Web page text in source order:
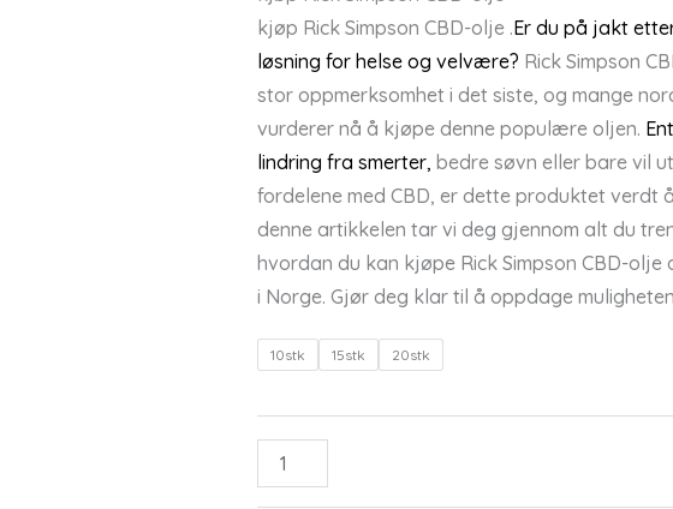
through
kjøp Rick Simpson CBD-olje .Er du på jakt
løsning for helse og velvære? Rick Simpson
stor oppmerksomhet i det siste, og mange
vurderer nå å kjøpe denne populære oljen.
lindring fra smerter, bedre søvn eller bare vil
fordelene med CBD, er dette produktet verdt
denne artikkelen tar vi deg gjennom alt du
hvordan du kan kjøpe Rick Simpson CBD-olje
i Norge. Gjør deg klar til å oppdage
10stk 15stk 20stk
kjøp
Rick